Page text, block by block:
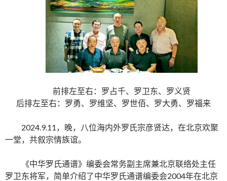
前排左至右：罗占千、罗卫东、罗义贤
后排左至右：罗勇、罗维坚、罗世佰、罗大勇、罗福来
2024.9.11，晚，八位海内外罗氏宗彦贤达，在北京欢聚
一堂，共叙宗情族谊。
《中华罗氏通谱》编委会常务副主席兼北京联络处主任
罗卫东将军，简单介绍了中华罗氏通谱编委会2004年在北京